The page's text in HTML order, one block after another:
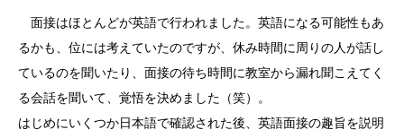
面接はほとんどが英語で行われました。英語になる可能性もあ
るかも、位には考えていたのですが、休み時間に周りの人が話し
ているのを聞いたり、面接の待ち時間に教室から漏れ聞こえてく
る会話を聞いて、覚悟を決めました（笑）。
はじめにいくつか日本語で確認された後、英語面接の趣旨を説明